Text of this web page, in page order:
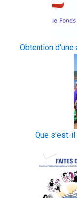
Obtention d'une
Que s'est-il